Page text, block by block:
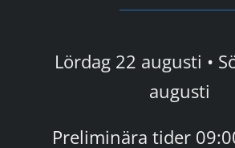
Lördag 22 augusti •
augusti
Preliminära tider